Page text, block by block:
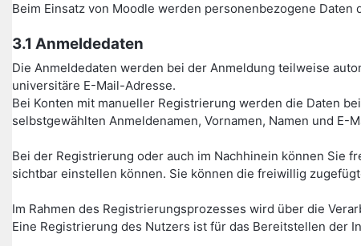
Beim Einsatz von Moodle werden personenbezogene
3.1 Anmeldedaten
Die Anmeldedaten werden bei der Anmeldung teilweise
universitäre E-Mail-Adresse.
Bei Konten mit manueller Registrierung werden die Daten
selbstgewählten Anmeldenamen, Vornamen, Namen und E-
Bei der Registrierung oder auch im Nachhinein können Sie
sichtbar einstellen können. Sie können die freiwillig
Im Rahmen des Registrierungsprozesses wird über die
Eine Registrierung des Nutzers ist für das Bereitstellen der